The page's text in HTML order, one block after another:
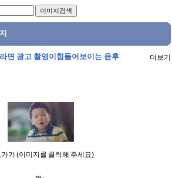
면 광고 촬영이힘들어보이는 윤후 더보기
기 (이미지를 클릭해 주세요)